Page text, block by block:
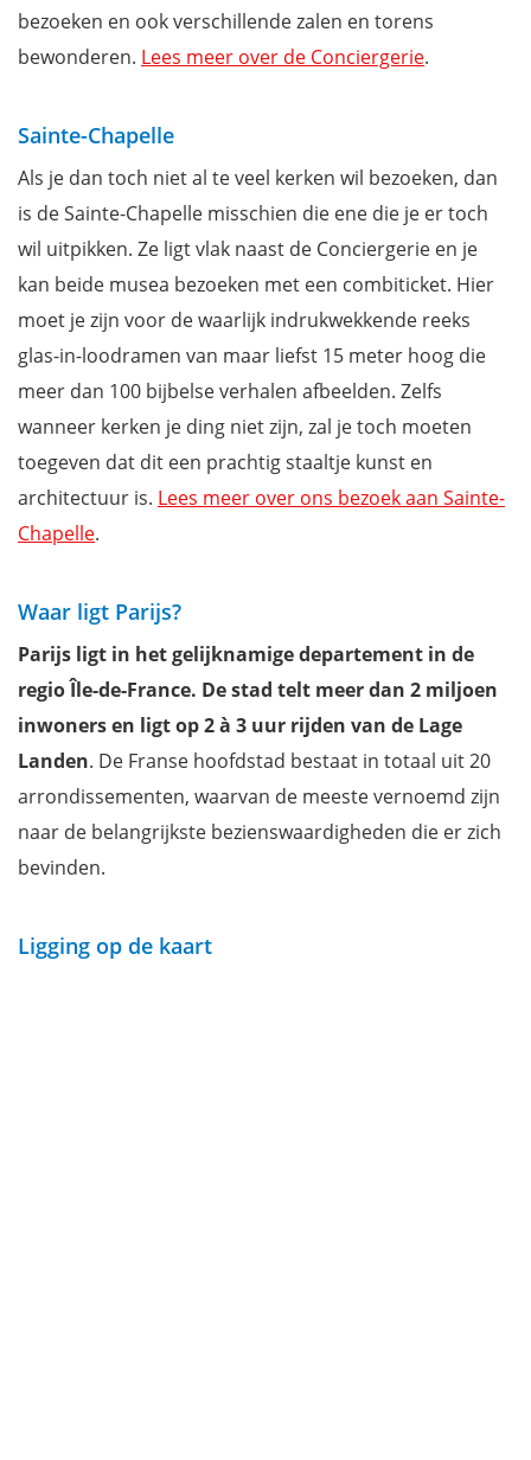
bezoeken en ook verschillende zalen en torens
bewonderen. Lees meer over de Conciergerie.
Sainte-Chapelle
Als je dan toch niet al te veel kerken wil bezoeken, dan
is de Sainte-Chapelle misschien die ene die je er toch
wil uitpikken. Ze ligt vlak naast de Conciergerie en je
kan beide musea bezoeken met een combiticket. Hier
moet je zijn voor de waarlijk indrukwekkende reeks
glas-in-loodramen van maar liefst 15 meter hoog die
meer dan 100 bijbelse verhalen afbeelden. Zelfs
wanneer kerken je ding niet zijn, zal je toch moeten
toegeven dat dit een prachtig staaltje kunst en
architectuur is. Lees meer over ons bezoek aan Sainte-
Chapelle.
Waar ligt Parijs?
Parijs ligt in het gelijknamige departement in de
regio Île-de-France. De stad telt meer dan 2 miljoen
inwoners en ligt op 2 à 3 uur rijden van de Lage
Landen. De Franse hoofdstad bestaat in totaal uit 20
arrondissementen, waarvan de meeste vernoemd zijn
naar de belangrijkste bezienswaardigheden die er zich
bevinden.
Ligging op de kaart